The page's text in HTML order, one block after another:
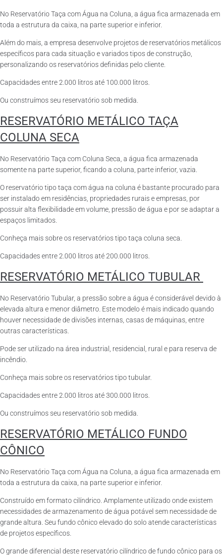
No Reservatório Taça com Água na Coluna, a água fica armazenada em
toda a estrutura da caixa, na parte superior e inferior.
Além do mais, a empresa desenvolve projetos de reservatórios metálicos
específicos para cada situação e variados tipos de construção,
personalizando os reservatórios definidas pelo cliente.
Capacidades entre 2.000 litros até 100.000 litros.
Ou construímos seu reservatório sob medida.
RESERVATÓRIO METÁLICO TAÇA
COLUNA SECA
No Reservatório Taça com Coluna Seca, a água fica armazenada
somente na parte superior, ficando a coluna, parte inferior, vazia.
O reservatório tipo taça com água na coluna é bastante procurado para
ser instalado em residências, propriedades rurais e empresas, por
possuir alta flexibilidade em volume, pressão de água e por se adaptar a
espaços limitados.
Conheça mais sobre os reservatórios tipo taça coluna seca.
Capacidades entre 2.000 litros até 200.000 litros.
RESERVATÓRIO METÁLICO TUBULAR
No Reservatório Tubular, a pressão sobre a água é considerável devido à
elevada altura e menor diâmetro. Este modelo é mais indicado quando
houver necessidade de divisões internas, casas de máquinas, entre
outras características.
Pode ser utilizado na área industrial, residencial, rural e para reserva de
incêndio.
Conheça mais sobre os reservatórios tipo tubular.
Capacidades entre 2.000 litros até 300.000 litros.
Ou construímos seu reservatório sob medida.
RESERVATÓRIO METÁLICO FUNDO
CÔNICO
No Reservatório Taça com Água na Coluna, a água fica armazenada em
toda a estrutura da caixa, na parte superior e inferior.
Construído em formato cilíndrico. Amplamente utilizado onde existem
necessidades de armazenamento de água potável sem necessidade de
grande altura. Seu fundo cônico elevado do solo atende características
de projetos específicos.
O grande diferencial deste reservatório cilíndrico de fundo cônico para os